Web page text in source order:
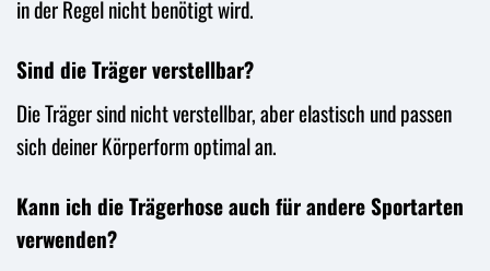
in der Regel nicht benötigt wird.
Sind die Träger verstellbar?
Die Träger sind nicht verstellbar, aber elastisch und passen
sich deiner Körperform optimal an.
Kann ich die Trägerhose auch für andere Sportarten
verwenden?